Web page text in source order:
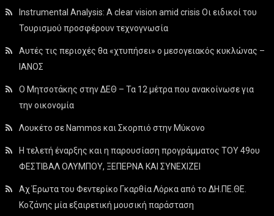
Instrumental Analysis: A clear vision amid crisis Οι ειδικοί του
Τουρισμού προσφέρουν τεχνογνωσία
Αυτές τις περιοχές θα «χτυπήσει» ο μεσογειακός κυκλώνας –
ΙΑΝΟΣ
Ο Μητσοτάκης στην ΔΕΘ – Τα 12 μέτρα που ανακοίνωσε για
την οικονομία
Λουκέτο σε Nammos και Σκορπιό στην Μύκονο
Η τελετή έναρξης και η παρουσίαση προγράμματος ΤΟΥ 49ου
ΦΕΣΤΙΒΑΛ ΟΛΥΜΠΟΥ, ΞΕΠΕΡΝΑ ΚΑΙ ΣΥΝΕΧΙΖΕΙ
Αχ Έρωτα του Φεντερίκο Γκαρθία Λόρκα από το ΔΗ.ΠΕ.ΘΕ.
Κοζάνης μία εξαιρετική μουσική παράσταση